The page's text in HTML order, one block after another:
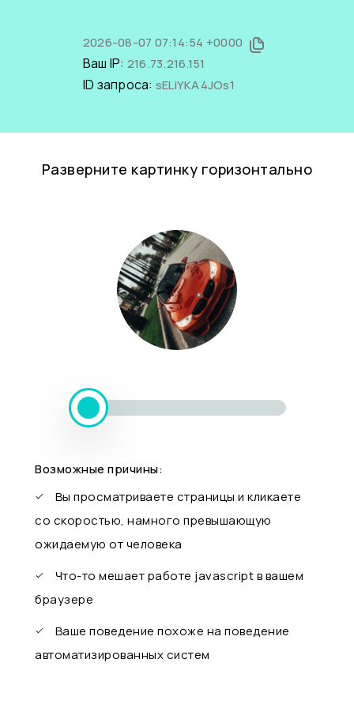
2026-08-07 07:14:54 +0000
Ваш IP: 216.73.216.151
ID запроса: sELiYKA4JOs1
Разверните картинку горизонтально
Возможные причины:
Вы просматриваете страницы и кликаете
со скоростью, намного превышающую
ожидаемую от человека
Что-то мешает работе javascript в вашем
браузере
Ваше поведение похоже на поведение
автоматизированных систем